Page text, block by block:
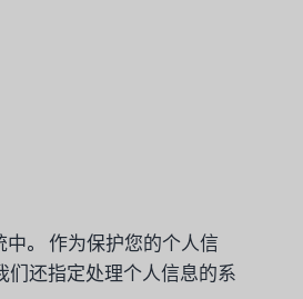
。 作为保护您的个人信
们还指定处理个人信息的系